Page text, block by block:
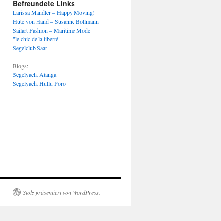
Befreundete Links
Larissa Mandler – Happy Moving!
Hüte von Hand – Susanne Bollmann
Sailart Fashion – Maritime Mode
"le chic de la liberté"
Segelclub Saar
Blogs:
Segelyacht Atanga
Segelyacht Hullu Poro
Stolz präsentiert von WordPress.